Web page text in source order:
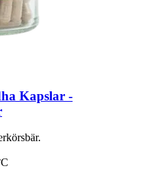
Kapslar -​